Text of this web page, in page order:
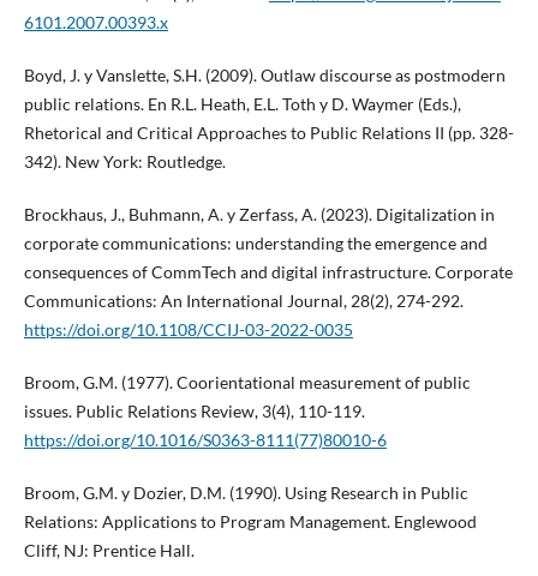
6101.2007.00393.x
Boyd, J. y Vanslette, S.H. (2009). Outlaw discourse as postmodern
public relations. En R.L. Heath, E.L. Toth y D. Waymer (Eds.),
Rhetorical and Critical Approaches to Public Relations II (pp. 328-
342). New York: Routledge.
Brockhaus, J., Buhmann, A. y Zerfass, A. (2023). Digitalization in
corporate communications: understanding the emergence and
consequences of CommTech and digital infrastructure. Corporate
Communications: An International Journal, 28(2), 274-292.
https://doi.org/10.1108/CCIJ-03-2022-0035
Broom, G.M. (1977). Coorientational measurement of public
issues. Public Relations Review, 3(4), 110-119.
https://doi.org/10.1016/S0363-8111(77)80010-6
Broom, G.M. y Dozier, D.M. (1990). Using Research in Public
Relations: Applications to Program Management. Englewood
Cliff, NJ: Prentice Hall.